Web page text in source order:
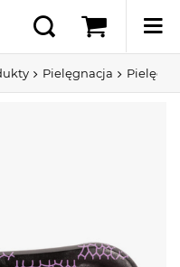
Pielęgnacja